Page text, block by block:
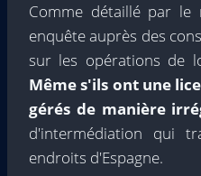
Comme détaillé par le
enquête auprès des
sur les opérations de
Même s'ils ont une
gérés de manière
d'intermédiation qui
endroits d'Espagne.